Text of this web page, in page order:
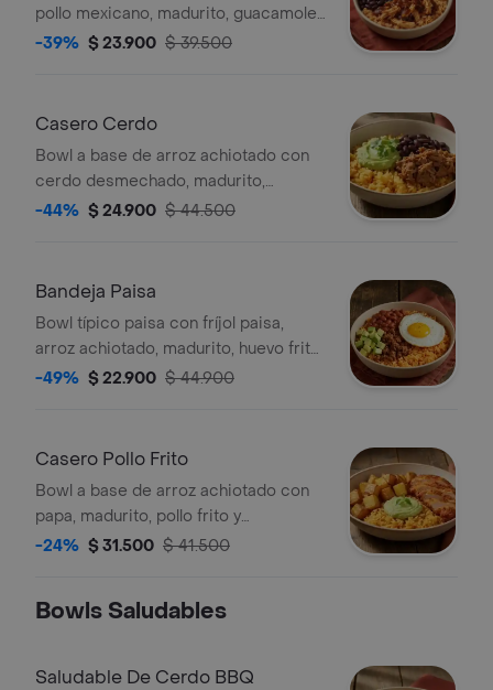
pollo mexicano, madurito, guacamole
y fríjoles negros. *Producto
-39% $ 23.900 $ 39.500
Casero Cerdo
Bowl a base de arroz achiotado con
cerdo desmechado, madurito,
guacamole y fríjoles negros.
-44% $ 24.900 $ 44.500
Bandeja Paisa
Bowl típico paisa con fríjol paisa,
arroz achiotado, madurito, huevo frito
y carne molida.
-49% $ 22.900 $ 44.900
Casero Pollo Frito
Bowl a base de arroz achiotado con
papa, madurito, pollo frito y
guacamole.
-24% $ 31.500 $ 41.500
Bowls Saludables
Saludable De Cerdo BBQ